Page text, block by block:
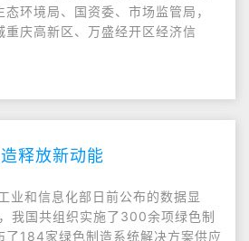
环境局、国资委、市场监管局，
重庆高新区、万盛经开区经济信
释放新动能
业和信息化部日前公布的数据显
我国共组织实施了300余项绿色制
了184家绿色制造系统解决方案供应